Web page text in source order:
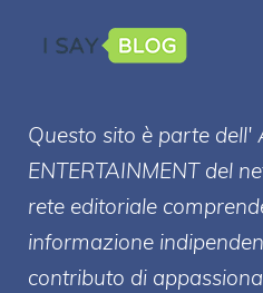
Questo sito è parte dell'
ENTERTAINMENT del
rete editoriale
informazione
contributo di